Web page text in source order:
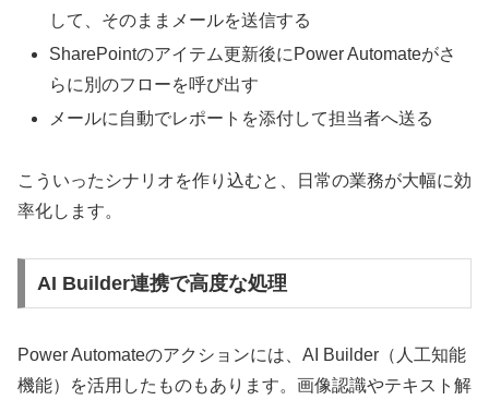
して、そのままメールを送信する
SharePointのアイテム更新後にPower Automateがさ
らに別のフローを呼び出す
メールに自動でレポートを添付して担当者へ送る
こういったシナリオを作り込むと、日常の業務が大幅に効
率化します。
AI Builder連携で高度な処理
Power Automateのアクションには、AI Builder（人工知能
機能）を活用したものもあります。画像認識やテキスト解